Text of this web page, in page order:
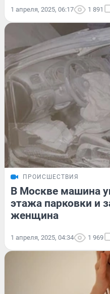
1 апреля, 2025, 06:17 1 891
ПРОИСШЕСТВИЯ
В Москве машина
этажа парковки и
женщина
1 апреля, 2025, 04:34 1 969